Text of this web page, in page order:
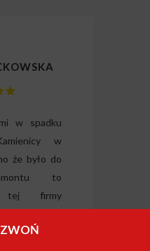
w spadku
w
że było do
to
tej firmy
panu